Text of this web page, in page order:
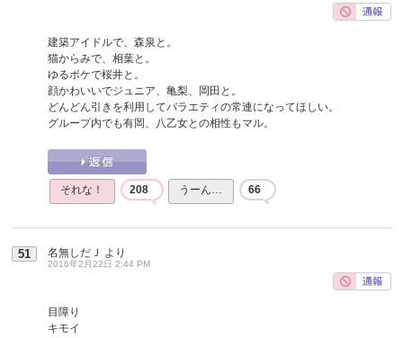
建築アイドルで、森泉と。
猫からみで、相葉と。
ゆるボケで桜井と。
顔かわいいでジュニア、亀梨、岡田と。
どんどん引きを利用してバラエティの常連になってほしい。
グループ内でも有岡、八乙女との相性もマル。
それな！ 208 うーん… 66
51 名無しだＪ より
2016年2月22日 2:44 PM
目障り
キモイ